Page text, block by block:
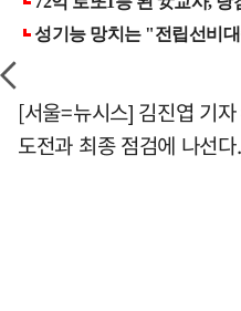
[서울=뉴시스] 김진엽 기
도전과 최종 점검에 나선다.